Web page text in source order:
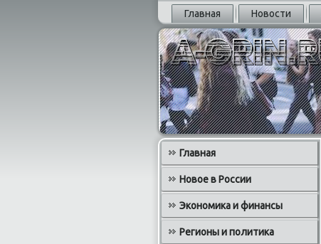
Главная Новости
Главная
Новое в России
Экономика и финансы
Регионы и политика